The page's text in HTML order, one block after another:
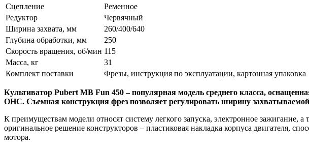
Сцепление
Ременное
Редуктор
Червячный
Ширина захвата, мм
260/400/640
Глубина обработки, мм
250
Скорость вращения, об/мин 115
Масса, кг
31
Комплект поставки
Фрезы, инструкция по эксплуатации, картонная упаковка
Культиватор Pubert MB Fun 450 – популярная модель среднего класса,
OHC. Съемная конструкция фрез позволяет регулировать ширину
К преимуществам модели относят систему легкого запуска, электронное
оригинальное решение конструкторов – пластиковая накладка корпуса двигателя,
мотора.